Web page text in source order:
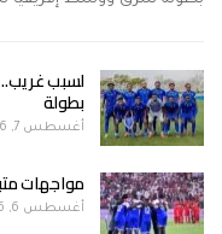
لسبب
بطولة
أغسطس 7, 2026
مواجهات
أغسطس 6, 2026